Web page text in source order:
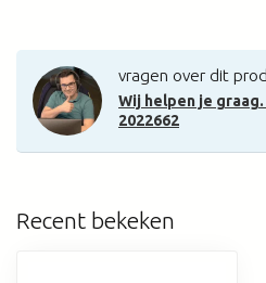
vragen over dit
Wij helpen je
2022662
Recent bekeken